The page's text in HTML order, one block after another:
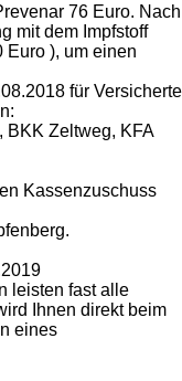
76 Euro. Nach
mit dem Impfstoff
Euro ), um einen
für Versicherte
BKK Zeltweg, KFA
Kassenzuschuss
leisten fast alle
Ihnen direkt beim
eines